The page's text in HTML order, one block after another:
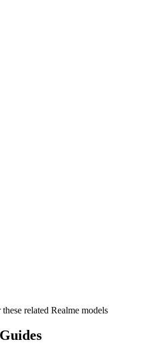
related Realme models
Guides